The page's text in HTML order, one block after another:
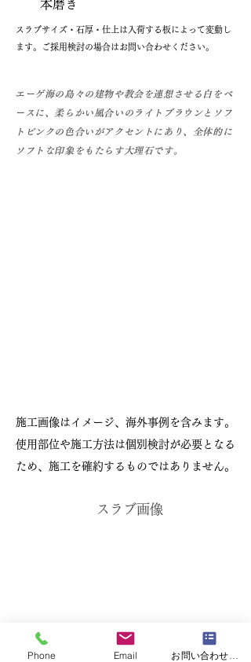
本磨き
​スラブサイズ・石厚・仕上は入荷する板によって変動し
ます。ご採用検討の場合はお問い合わせください。
エーゲ海の島々の建物や教会を連想させる白をベ
ースに、柔らかい風合いのライトブラウンとソフ
トピンクの色合いがアクセントにあり、全体的に
ソフトな印象をもたらす大理石です。
施工画像はイメージ、海外事例を含みます。
使用部位や施工方法は個別検討が必要となる
ため、施工を確約するものではありません。
スラブ画像
Phone Email